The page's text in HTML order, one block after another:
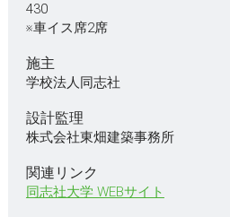
430
※車イス席2席
施主
学校法人同志社
設計監理
株式会社東畑建築事務所
関連リンク
同志社大学 WEBサイト